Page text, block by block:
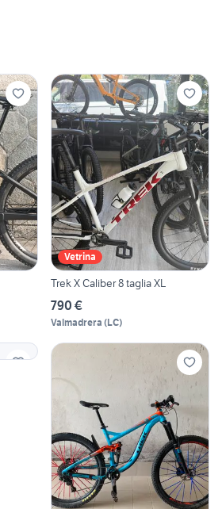
Vetrina
Trek X Caliber 8 taglia XL
790 €
Valmadrera (LC)